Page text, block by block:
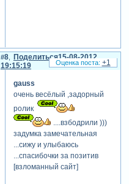
Поделиться
8
15-08-2012
19:15:19
gauss
очень весёлый ,задорный
ролик
....взбодрили )))
задумка замечательная
...сижу и улыбаюсь
...спасибочки за позитив
[взломанный сайт]
+1